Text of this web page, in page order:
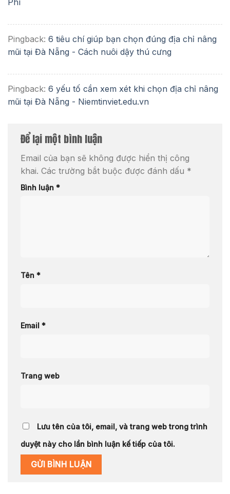
Pingback: 6 tiêu chí giúp bạn chọn đúng địa chỉ nâng
mũi tại Đà Nẵng - Cách nuôi dậy thú cưng
Pingback: 6 yếu tố cần xem xét khi chọn địa chỉ nâng
mũi tại Đà Nẵng - Niemtinviet.edu.vn
Để lại một bình luận
Email của bạn sẽ không được hiển thị công
khai. Các trường bắt buộc được đánh dấu *
Bình luận *
Tên *
Email *
Trang web
Lưu tên của tôi, email, và trang web trong trình
duyệt này cho lần bình luận kế tiếp của tôi.